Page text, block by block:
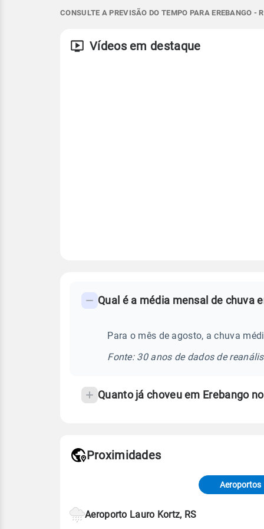
E - 18km/h
E - 40km/h
10° 17°
8°12°
Vento
Rajada de vento
CONSULTE A PREVISÃO DO TEMPO PARA EREBANGO -
Vídeos em destaque
frequentes
temperatura
Qual é a média mensal de chuva
Para o mês de agosto, a chuva
Fonte: 30 anos de dados de
Quanto já choveu em Erebango
de Tempo e Estudos Climáticos
Proximidades
Aeroportos
Aeroporto Lauro Kortz, RS